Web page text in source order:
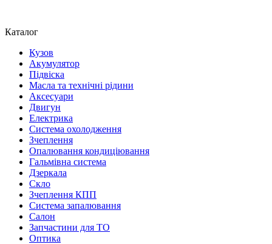
Каталог
Кузов
Акумулятор
Підвіска
Масла та технічні рідини
Аксесуари
Двигун
Електрика
Система охолодження
Зчеплення
Опалювання кондиціювання
Гальмівна система
Дзеркала
Скло
Зчеплення КПП
Система запалювання
Салон
Запчастини для ТО
Оптика